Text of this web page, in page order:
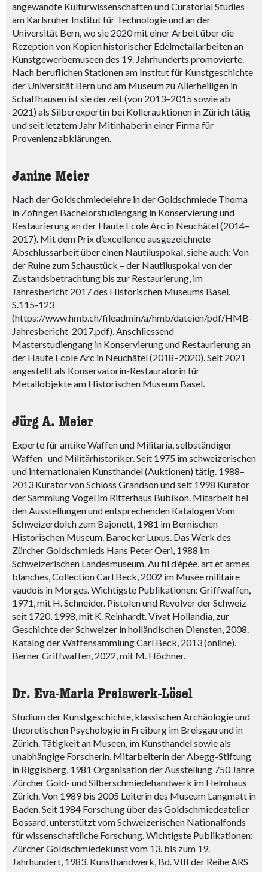
angewandte Kulturwissenschaften und Curatorial Studies
am Karlsruher Institut für Technologie und an der
Universität Bern, wo sie 2020 mit einer Arbeit über die
Rezeption von Kopien historischer Edelmetallarbeiten an
Kunstgewerbemuseen des 19. Jahrhunderts promovierte.
Nach beruflichen Stationen am Institut für Kunstgeschichte
der Universität Bern und am Museum zu Allerheiligen in
Schaffhausen ist sie derzeit (von 2013–2015 sowie ab
2021) als Silberexpertin bei Kollerauktionen in Zürich tätig
und seit letztem Jahr Mitinhaberin einer Firma für
Provenienzabklärungen.
Janine Meier
Nach der Goldschmiedelehre in der Goldschmiede Thoma
in Zofingen Bachelorstudiengang in Konservierung und
Restaurierung an der Haute Ecole Arc in Neuchâtel (2014–
2017). Mit dem Prix d’excellence ausgezeichnete
Abschlussarbeit über einen Nautiluspokal, siehe auch: Von
der Ruine zum Schaustück – der Nautiluspokal von der
Zustandsbetrachtung bis zur Restaurierung, im
Jahresbericht 2017 des Historischen Museums Basel,
S.115-123
(https://www.hmb.ch/fileadmin/a/hmb/dateien/pdf/HMB-
Jahresbericht-2017.pdf). Anschliessend
Masterstudiengang in Konservierung und Restaurierung an
der Haute Ecole Arc in Neuchâtel (2018–2020). Seit 2021
angestellt als Konservatorin-Restauratorin für
Metallobjekte am Historischen Museum Basel.
Jürg A. Meier
Experte für antike Waffen und Militaria, selbständiger
Waffen- und Militärhistoriker. Seit 1975 im schweizerischen
und internationalen Kunsthandel (Auktionen) tätig. 1988–
2013 Kurator von Schloss Grandson und seit 1998 Kurator
der Sammlung Vogel im Ritterhaus Bubikon. Mitarbeit bei
den Ausstellungen und entsprechenden Katalogen Vom
Schweizerdolch zum Bajonett, 1981 im Bernischen
Historischen Museum. Barocker Luxus. Das Werk des
Zürcher Goldschmieds Hans Peter Oeri, 1988 im
Schweizerischen Landesmuseum. Au fil d’épée, art et armes
blanches, Collection Carl Beck, 2002 im Musée militaire
vaudois in Morges. Wichtigste Publikationen: Griffwaffen,
1971, mit H. Schneider. Pistolen und Revolver der Schweiz
seit 1720, 1998, mit K. Reinhardt. Vivat Hollandia, zur
Geschichte der Schweizer in holländischen Diensten, 2008.
Katalog der Waffensammlung Carl Beck, 2013 (online).
Berner Griffwaffen, 2022, mit M. Höchner.
Dr. Eva-Maria Preiswerk-Lösel
Studium der Kunstgeschichte, klassischen Archäologie und
theoretischen Psychologie in Freiburg im Breisgau und in
Zürich. Tätigkeit an Museen, im Kunsthandel sowie als
unabhängige Forscherin. Mitarbeiterin der Abegg-Stiftung
in Riggisberg, 1981 Organisation der Ausstellung 750 Jahre
Zürcher Gold- und Silberschmiedehandwerk im Helmhaus
Zürich. Von 1989 bis 2005 Leiterin des Museum Langmatt in
Baden. Seit 1984 Forschung über das Goldschmiedeatelier
Bossard, unterstützt vom Schweizerischen Nationalfonds
für wissenschaftliche Forschung. Wichtigste Publikationen:
Zürcher Goldschmiedekunst vom 13. bis zum 19.
Jahrhundert, 1983. Kunsthandwerk, Bd. VIII der Reihe ARS